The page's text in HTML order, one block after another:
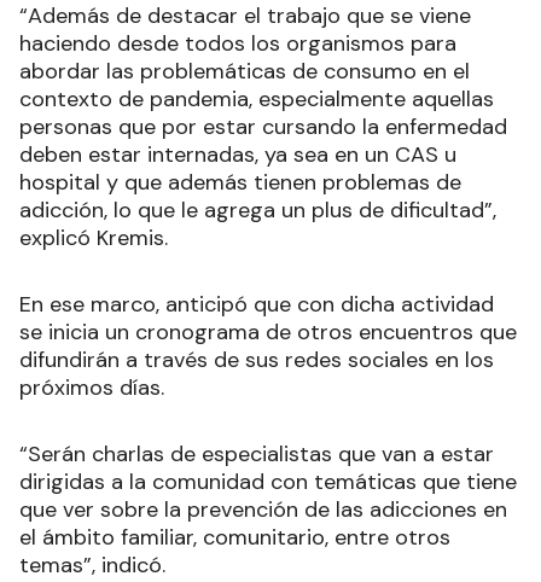
“Además de destacar el trabajo que se viene
haciendo desde todos los organismos para
abordar las problemáticas de consumo en el
contexto de pandemia, especialmente aquellas
personas que por estar cursando la enfermedad
deben estar internadas, ya sea en un CAS u
hospital y que además tienen problemas de
adicción, lo que le agrega un plus de dificultad”,
explicó Kremis.
En ese marco, anticipó que con dicha actividad
se inicia un cronograma de otros encuentros que
difundirán a través de sus redes sociales en los
próximos días.
“Serán charlas de especialistas que van a estar
dirigidas a la comunidad con temáticas que tiene
que ver sobre la prevención de las adicciones en
el ámbito familiar, comunitario, entre otros
temas”, indicó.